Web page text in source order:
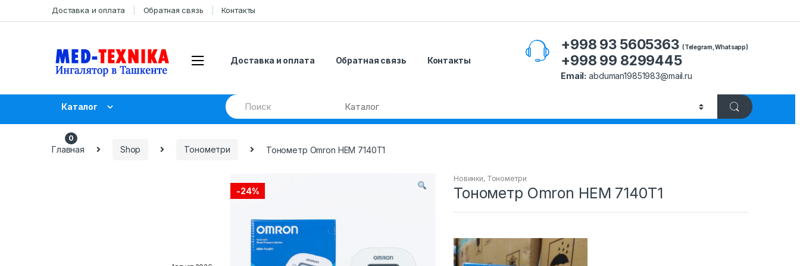
to
to
Доставка и оплата Обратная связь Контакты
Доставка и оплата Обратная связь Контакты
+998 93 5605363 (Telegram, Whatsapp)
+998 99 8299445
Email: abduman19851983@mail.ru
Каталог
Search
for:
0
Главная Shop Тонометри Тонометр Omron HEM 7140T1
-24%
Новинки, Тонометри
Тонометр Omron HEM 7140T1